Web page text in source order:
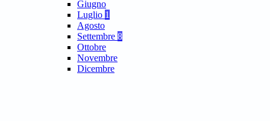
Giugno
Luglio 1
Agosto
Settembre 8
Ottobre
Novembre
Dicembre